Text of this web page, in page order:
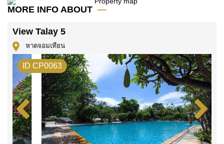
มัดจำ 2 เดือน ก่อนเข้าอยู่อาศัย
ต่างชาติ โดยมี ค่าโอนคนละครึ่ง
ค้นพบโอกาสในการทำให้ที่อยู่อาศัยนี้เป็นบ้านในฝันของ
คุณ!
ติดต่อ Cornerstone Real Estate โทร +6638411250
หรือ อีเมลinfo@cornerstone.co.th
WhatsApp ของสำนักงาน:+66807945904และ LINE:
@cornerstonepattaya
MORE INFO ABOUT
View Talay 5
หาดจอมเทียน
ID CP0063